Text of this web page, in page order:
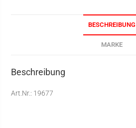
BESCHREIBUNG
MARKE
Beschreibung
Art.Nr.: 19677